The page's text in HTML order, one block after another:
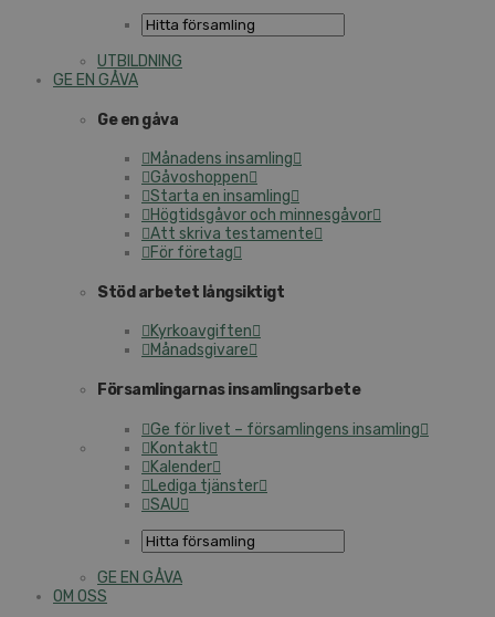
UTBILDNING
GE EN GÅVA
Ge en gåva
Månadens insamling
Gåvoshoppen
Starta en insamling
Högtidsgåvor och minnesgåvor
Att skriva testamente
För företag
Stöd arbetet långsiktigt
Kyrkoavgiften
Månadsgivare
Församlingarnas insamlingsarbete
Ge för livet – församlingens insamling
Kontakt
Kalender
Lediga tjänster
SAU
GE EN GÅVA
OM OSS